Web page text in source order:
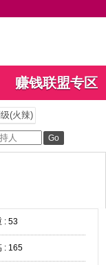
赚钱联盟专区
(火辣)
: 53
: 165